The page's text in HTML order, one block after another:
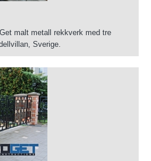
malt metall rekkverk med tre
Sverige.